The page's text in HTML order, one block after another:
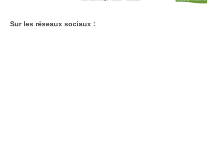
Sur les réseaux sociaux :